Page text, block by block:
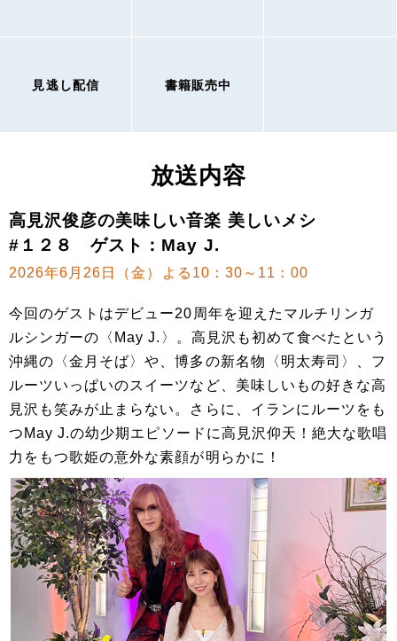
見逃し配信 書籍販売中
放送内容
高見沢俊彦の美味しい音楽 美しいメシ
#１２８ ゲスト：May J.
2026年6月26日（金）よる10：30～11：00
今回のゲストはデビュー20周年を迎えたマルチリンガ
ルシンガーの〈May J.〉。高見沢も初めて食べたという
沖縄の〈金月そば〉や、博多の新名物〈明太寿司〉、フ
ルーツいっぱいのスイーツなど、美味しいもの好きな高
見沢も笑みが止まらない。さらに、イランにルーツをも
つMay J.の幼少期エピソードに高見沢仰天！絶大な歌唱
力をもつ歌姫の意外な素顔が明らかに！